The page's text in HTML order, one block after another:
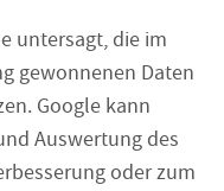
untersagt, die im
gewonnenen Daten
Google kann
Auswertung des
oder zum